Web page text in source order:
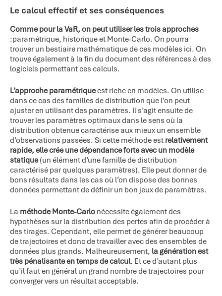
Le calcul effectif et ses conséquences
Comme pour la VaR, on peut utiliser les trois approches
:paramétrique, historique et Monte-Carlo. On pourra
trouver un bestiaire mathématique de ces modèles ici. On
trouve également à la fin du document des références à des
logiciels permettant ces calculs.
L’approche paramétriqueest riche en modèles. On utilise
dans ce cas des familles de distribution que l’on peut
ajuster en utilisant des paramètres. Il s’agit ensuite de
trouver les paramètres optimaux dans le sens où la
distribution obtenue caractérise aux mieux un ensemble
d’observations passées. Si cette méthode est relativement
rapide, elle crée une dépendance forte avec un modèle
statique(un élément d’une famille de distribution
caractérisé par quelques paramètres). Elle peut donner de
bons résultats dans les cas où l’on dispose des bonnes
données permettant de définir un bon jeux de paramètres.
La méthode Monte-Carlo nécessite également des
hypothèses sur la distribution des pertes afin de procéder à
des tirages. Cependant, elle permet de générer beaucoup
de trajectoires et donc de travailler avec des ensembles de
données plus grands. Malheureusement, la génération est
très pénalisante en temps de calcul. Et ce d’autant plus
qu’il faut en général un grand nombre de trajectoires pour
converger vers un résultat acceptable.